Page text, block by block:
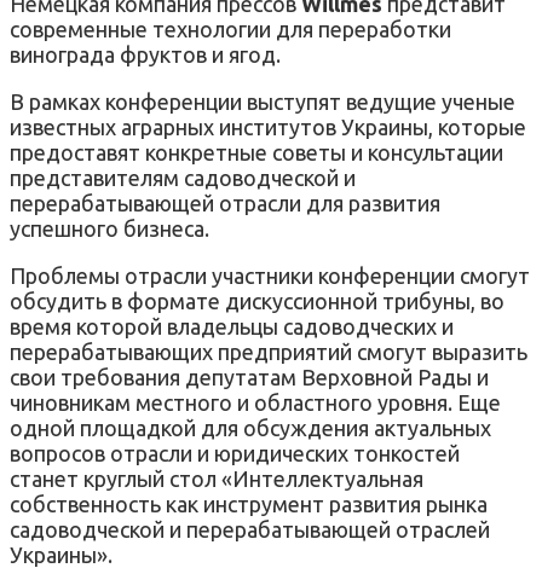
современные технологии для переработки
винограда фруктов и ягод.
В рамках конференции выступят ведущие ученые
известных аграрных институтов Украины, которые
предоставят конкретные советы и консультации
представителям садоводческой и
перерабатывающей отрасли для развития
успешного бизнеса.
Проблемы отрасли участники конференции смогут
обсудить в формате дискуссионной трибуны, во
время которой владельцы садоводческих и
перерабатывающих предприятий смогут выразить
свои требования депутатам Верховной Рады и
чиновникам местного и областного уровня. Еще
одной площадкой для обсуждения актуальных
вопросов отрасли и юридических тонкостей
станет круглый стол «Интеллектуальная
собственность как инструмент развития рынка
садоводческой и перерабатывающей отраслей
Украины».